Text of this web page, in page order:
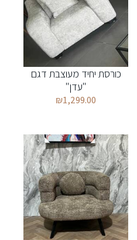
כורסת יחיד מעוצבת דגם
"עדן"
₪1,299.00